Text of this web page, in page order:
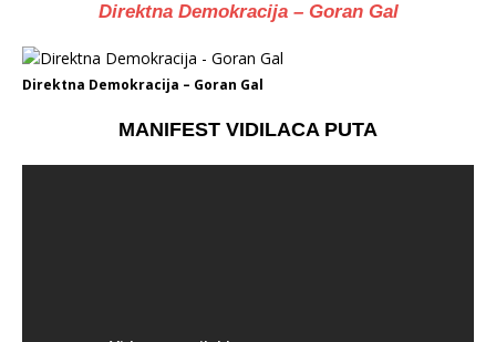
Direktna Demokracija – Goran Gal
Direktna Demokracija – Goran Gal
MANIFEST VIDILACA PUTA